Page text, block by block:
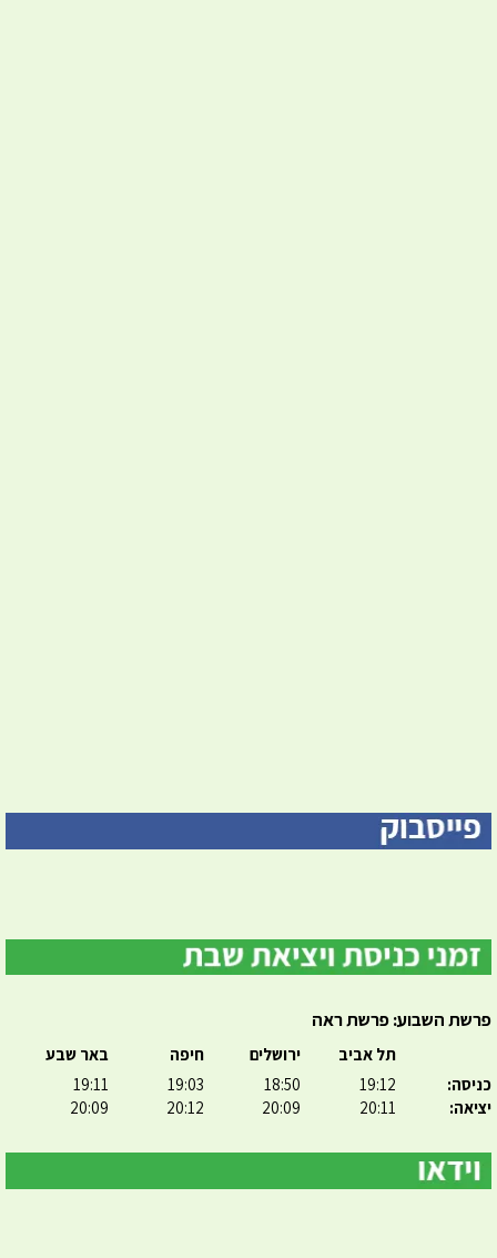
פרשת השבוע: פרשת ראה
כניסה:
יציאה:
תל אביב
19:12
20:11
ירושלים
18:50
20:09
חיפה
19:03
20:12
באר שבע
19:11
20:09